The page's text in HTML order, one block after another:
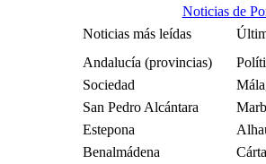
Noticias de
Noticias más leídas
Andalucía (provincias)
Sociedad
San Pedro Alcántara
Estepona
Benalmádena